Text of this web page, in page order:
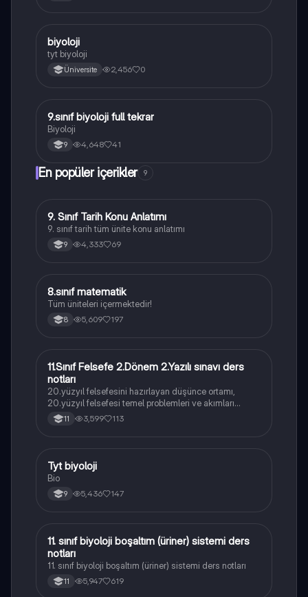
BBiyoloji
biyoloji
tyt biyoloji
Üniversite 2,456 0
Biyoloji
9.sınıf biyoloji full tekrar
Biyoloji
9 4,648 41
En popüler içerikler 9
Tarih
9. Sınıf Tarih Konu Anlatımı
9. sınıf tarih tüm ünite konu anlatımı
9 4,333 69
Matematik
8.sınıf matematik
Tüm üniteleri içermektedir!
8 5,609 197
Felsefe
11.Sınıf Felsefe 2.Dönem 2.Yazılı sınavı ders
notları
20.yüzyıl felsefesini hazırlayan düşünce ortamı,
20.yüzyıl felsefesi temel problemleri ve akımları
konularını içermektedir
11 3,599 113
Biyoloji
Tyt biyoloji
Bio
9 5,436 147
Biyoloji
11. sınıf biyoloji boşaltım (üriner) sistemi ders
notları
11. sınıf biyoloji boşaltım (üriner) sistemi ders notları
11 5,947 619